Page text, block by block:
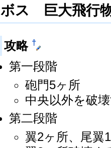
ボス 巨大飛行
攻略 †
第一段階
砲門5ヶ所
中央以外を破
第二段階
翼2ヶ所、尾翼